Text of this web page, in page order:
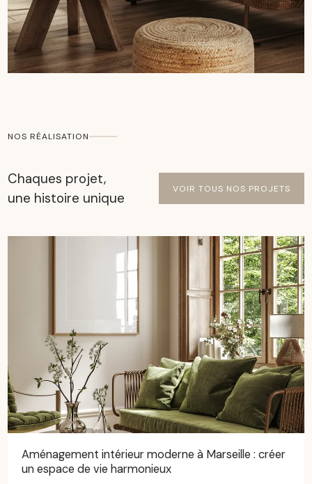
NOS RÉALISATION
Chaques projet,
une histoire unique
VOIR TOUS NOS PROJETS
Aménagement intérieur moderne à Marseille : créer
un espace de vie harmonieux